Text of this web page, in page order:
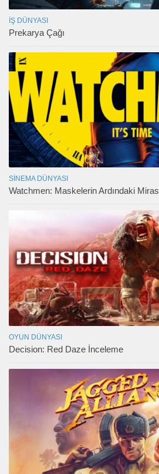
İŞ DÜNYASI
Prekarya Çağı
SINEMA DÜNYASI
Watchmen: Maskelerin Ardındaki Miras
OYUN DÜNYASI
Decision: Red Daze İnceleme